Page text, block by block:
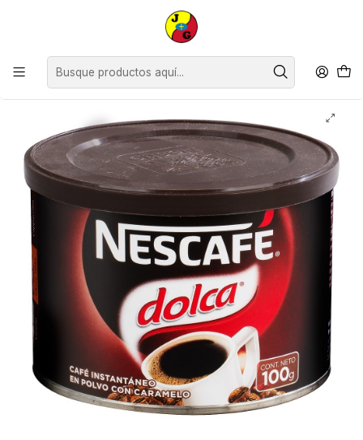
Disponible sólo Retiro en Tienda Osorno.
Abarrotes
Nescafé Dolca ( 3 x 100 G )